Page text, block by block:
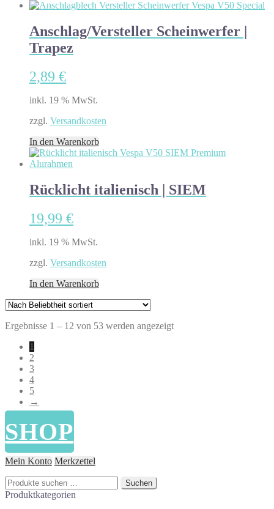
Anschlag/Versteller Scheinwerfer |
Trapez
2,89 €
inkl. 19 % MwSt.
zzgl. Versandkosten
In den Warenkorb
Rücklicht italienisch | SIEM
19,99 €
inkl. 19 % MwSt.
zzgl. Versandkosten
In den Warenkorb
Ergebnisse 1 – 12 von 53 werden angezeigtNach
1
2
3
4
5
→
SHOP
Mein Konto Merkzettel
Suchen
nach:
Suchen
Produktkategorien